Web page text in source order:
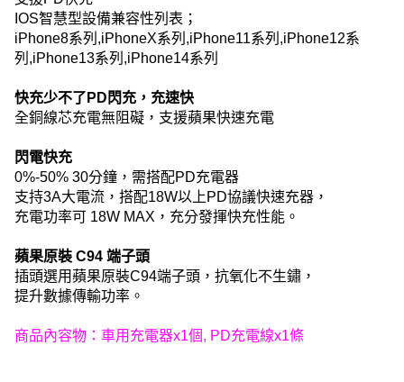
IOS智慧型設備兼容性列表；
iPhone8系列,iPhoneX系列,iPhone11系列,iPhone12系
列,iPhone13系列,iPhone14系列
快充少不了PD閃充，充速快
全銅線芯充電無阻礙，支援蘋果快速充電
閃電快充
0%-50% 30分鐘，需搭配PD充電器
支持3A大電流，搭配18W以上PD協議快速充器，
充電功率可 18W MAX，充分發揮快充性能。
蘋果原裝 C94 端子頭
插頭選用蘋果原裝C94端子頭，抗氧化不生鏽，
提升數據傳輸功率。
商品內容物：車用充電器x1個, PD充電線x1條